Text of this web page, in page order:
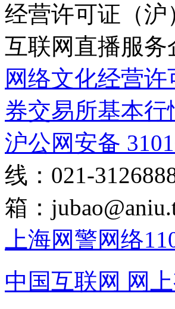
经营许可证（沪
互联网直播服务
网络文化经营
券交易所基本
沪公网安备
线：021-
箱：
上海网警网络
中国互联网 网